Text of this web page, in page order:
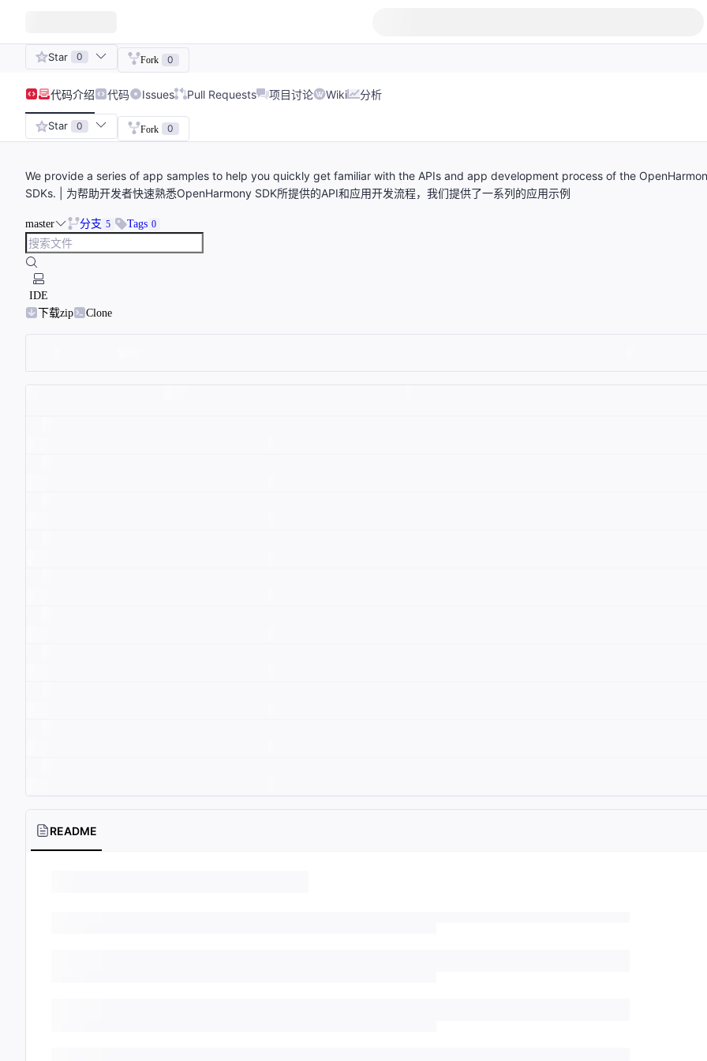
Star 0 Fork 0
代码介绍 代码 Issues Pull Requests 项目讨论 Wiki 分析
Star 0 Fork 0
We provide a series of app samples to help you quickly get familiar with the APIs and app development process of the
SDKs. | 为帮助开发者快速熟悉OpenHarmony SDK所提供的API和应用开发流程，我们提供了一系列的应用示例
master 分支 5 Tags 0
IDE
下载zip
Clone
README